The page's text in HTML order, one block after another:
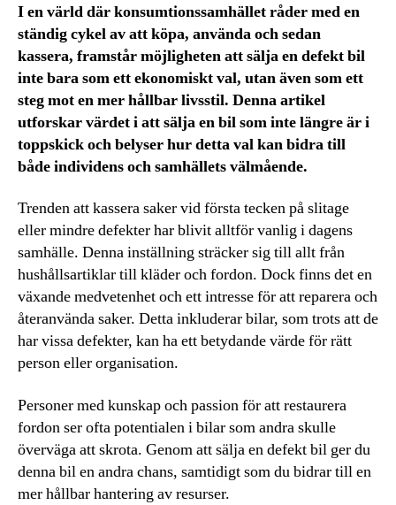
I en värld där konsumtionssamhället råder med en
ständig cykel av att köpa, använda och sedan
kassera, framstår möjligheten att sälja en defekt bil
inte bara som ett ekonomiskt val, utan även som ett
steg mot en mer hållbar livsstil. Denna artikel
utforskar värdet i att sälja en bil som inte längre är i
toppskick och belyser hur detta val kan bidra till
både individens och samhällets välmående.
Trenden att kassera saker vid första tecken på slitage
eller mindre defekter har blivit alltför vanlig i dagens
samhälle. Denna inställning sträcker sig till allt från
hushållsartiklar till kläder och fordon. Dock finns det en
växande medvetenhet och ett intresse för att reparera och
återanvända saker. Detta inkluderar bilar, som trots att de
har vissa defekter, kan ha ett betydande värde för rätt
person eller organisation.
Personer med kunskap och passion för att restaurera
fordon ser ofta potentialen i bilar som andra skulle
överväga att skrota. Genom att sälja en defekt bil ger du
denna bil en andra chans, samtidigt som du bidrar till en
mer hållbar hantering av resurser.